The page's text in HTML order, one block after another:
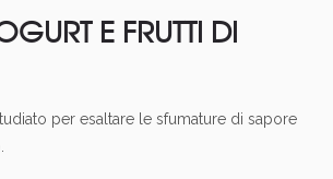
E FRUTTI DI
per esaltare le sfumature di sapore